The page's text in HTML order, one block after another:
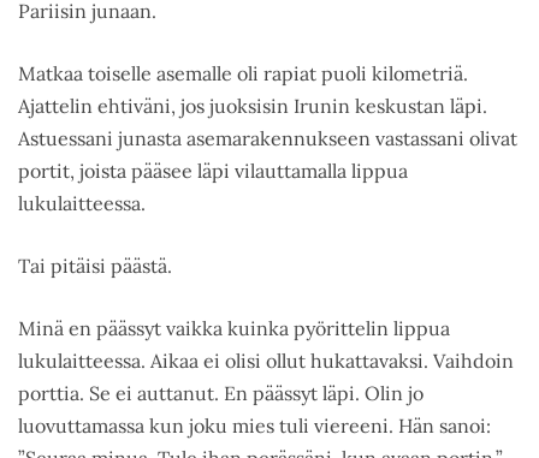
Pariisin junaan.
Matkaa toiselle asemalle oli rapiat puoli kilometriä.
Ajattelin ehtiväni, jos juoksisin Irunin keskustan läpi.
Astuessani junasta asemarakennukseen vastassani olivat
portit, joista pääsee läpi vilauttamalla lippua
lukulaitteessa.
Tai pitäisi päästä.
Minä en päässyt vaikka kuinka pyörittelin lippua
lukulaitteessa. Aikaa ei olisi ollut hukattavaksi. Vaihdoin
porttia. Se ei auttanut. En päässyt läpi. Olin jo
luovuttamassa kun joku mies tuli viereeni. Hän sanoi: